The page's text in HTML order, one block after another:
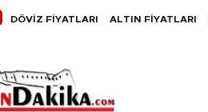
DÖVİZ FİYATLARI ALTIN FİYATLARI